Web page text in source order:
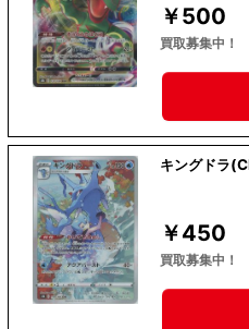
￥500
買取募集中！
キングドラ
￥450
買取募集中！